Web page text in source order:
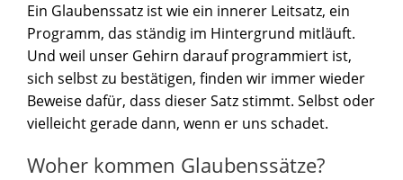
Ein Glaubenssatz ist wie ein innerer Leitsatz, ein
Programm, das ständig im Hintergrund mitläuft.
Und weil unser Gehirn darauf programmiert ist,
sich selbst zu bestätigen, finden wir immer wieder
Beweise dafür, dass dieser Satz stimmt. Selbst oder
vielleicht gerade dann, wenn er uns schadet.
Woher kommen Glaubenssätze?